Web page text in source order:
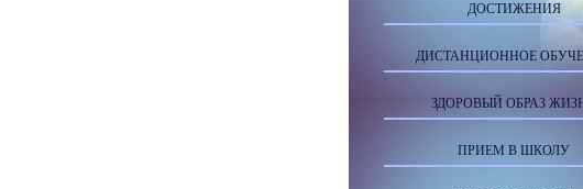
ДОСТИЖЕНИЯ
ДИСТАНЦИОННОЕ
ЗДОРОВЫЙ ОБРАЗ
ПРИЕМ В ШКОЛУ